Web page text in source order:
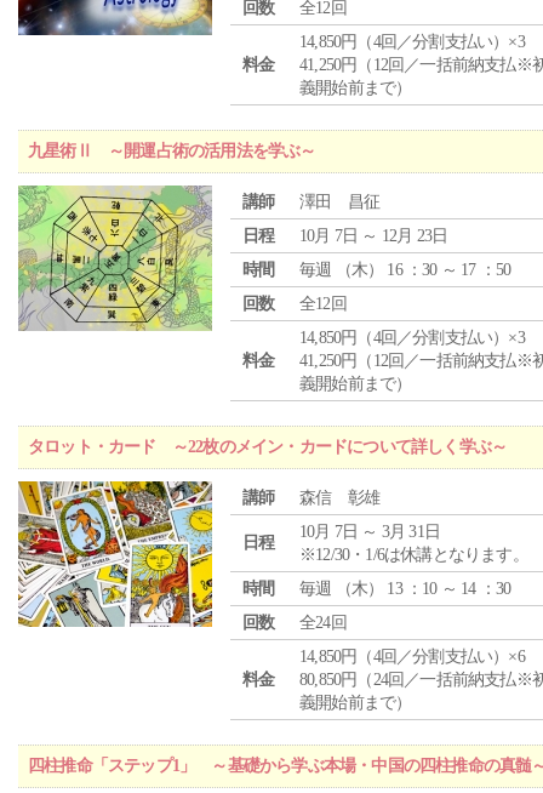
回数
全12回
料金
14,850円（4回／分割支払い）×3
41,250円（12回／一括前納支払※
義開始前まで）
九星術Ⅱ ～開運占術の活用法を学ぶ～
講師
澤田 昌征
日程
10月 7日 ～ 12月 23日
時間
毎週 （木） 16 ：30 ～ 17 ：50
回数
全12回
料金
14,850円（4回／分割支払い）×3
41,250円（12回／一括前納支払※
義開始前まで）
タロット・カード ～22枚のメイン・カードについて詳しく学ぶ～
講師 森信 彰雄
日程
10月 7日 ～ 3月 31日
※12/30・1/6は休講となります。
時間
毎週 （木） 13 ：10 ～ 14 ：30
回数
全24回
料金
14,850円（4回／分割支払い）×6
80,850円（24回／一括前納支払※
義開始前まで）
四柱推命「ステップ1」 ～基礎から学ぶ本場・中国の四柱推命の真髄